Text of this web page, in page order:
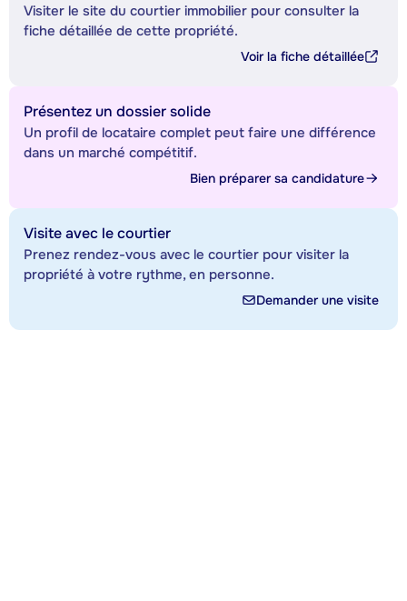
Visiter le site du courtier immobilier pour consulter la
fiche détaillée de cette propriété.
Voir la fiche détaillée
Présentez un dossier solide
Un profil de locataire complet peut faire une différence
dans un marché compétitif.
Bien préparer sa candidature
Visite avec le courtier
Prenez rendez-vous avec le courtier pour visiter la
propriété à votre rythme, en personne.
Demander une visite